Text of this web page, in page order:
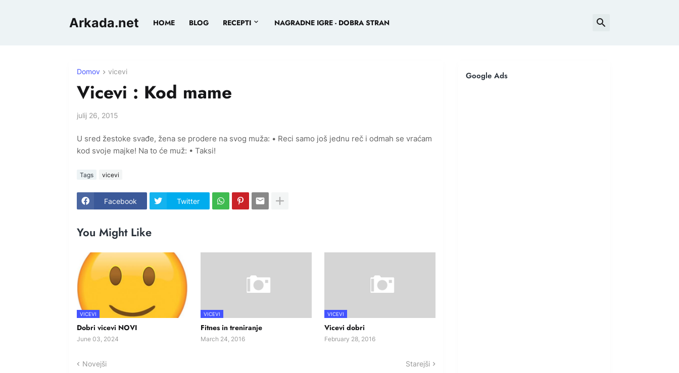
Arkada.net HOME BLOG RECEPTI NAGRADNE IGRE - DOBRA STRAN
Domov vicevi
Vicevi : Kod mame
julij 26, 2015
U sred žestoke svađe, žena se prodere na svog muža: • Reci samo još jednu reč i odmah se vraćam
kod svoje majke! Na to će muž: • Taksi!
Tags vicevi
Facebook Twitter
You Might Like
VICEVI
Dobri vicevi NOVI
June 03, 2024
VICEVI
Fitnes in treniranje
March 24, 2016
VICEVI
Vicevi dobri
February 28, 2016
Novejši Starejši
Google Ads